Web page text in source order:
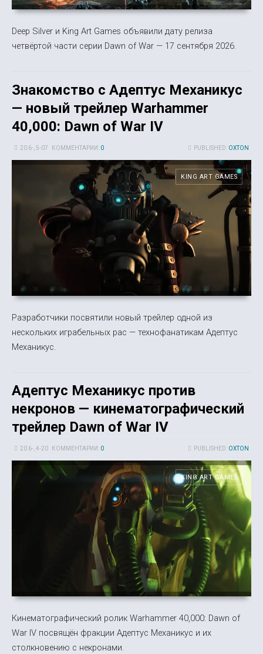
Deep Silver и King Art Games объявили дату релиза
четвёртой части серии Dawn of War — 17 сентября 2026.
Знакомство с Адептус Механикус
— новый трейлер Warhammer
40,000: Dawn of War IV
PUBLISHED: OXTON
20 6-, 5-07 КОММЕНТАРИИ: 0
KING ART GAMES
Разработчики посвятили новый трейлер одной из
нескольких играбельных рас — технофанатикам Адептус
Механикус.
Адептус Механикус против
некронов — кинематографический
трейлер Dawn of War IV
PUBLISHED: OXTON
20 6-, 4-20 КОММЕНТАРИИ: 0
KING ART GAMES
Кинематографический ролик Warhammer 40,000: Dawn of
War IV посвящён фракции Адептус Механикус и их
столкновению с некронами.